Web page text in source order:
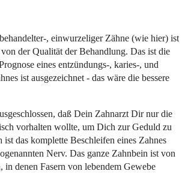
, einwurzeliger Zähne (wie hier) ist
der Qualität der Behandlung. Das ist die
eines entzündungs-, karies-, und
ist ausgezeichnet - das wäre die bessere
daß Dein Zahnarzt Dir nur die
vorhalten wollte, um Dich zur Geduld zu
das komplette Beschleifen eines Zahnes
Nerv. Das ganze Zahnbein ist von
in denen Fasern von lebendem Gewebe